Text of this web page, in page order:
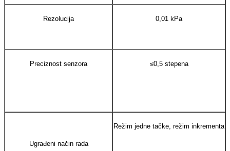
Rezolucija 0,01 kPa
Preciznost senzora ≤0,5 stepena
Ugrađeni način rada
Režim jedne tačke, režim inkrementa